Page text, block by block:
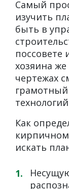
Самый
изучить
быть в
поссовете
хозяина
чертежах
Как
искать